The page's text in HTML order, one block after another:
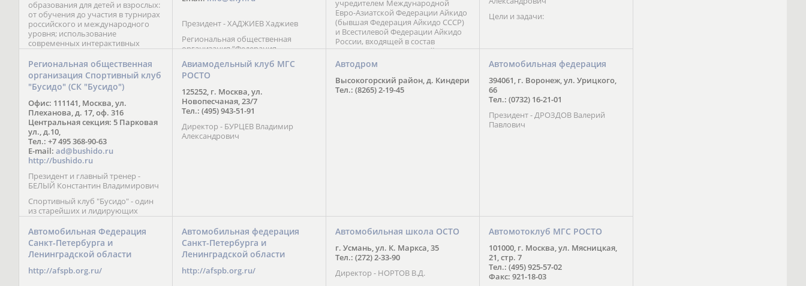
образования для детей и взрослых:
от обучения до участия в турнирах
российского и международного
уровня; использование
современных интерактивных
методик подачи материала;
обучение на русском и английском
языках; специалисты с опытом
преподавания более 20 лет;
направленность на общее
развитие ребенка: проведение
творческих мастер-классов, уроков
по истории и литературе,
организация регулярных
шахматных сборов на спортивных
базах и в детских лагерях,
проведение встреч с выдающимися
шахматистами; корпоративное
обучение; онлайн обучение в
форме вебинаров и
индивидуальных занятий, круглые
столы российских и
международных тренеров,
трансляция мероприятий и
турниров.
Президент - ХАДЖИЕВ Хаджиев
Региональная общественная
организация “Федерация
парусного спорта” Чеченской
Республики начала свою
деятельность в декабре 2016 года.
Миссия федерации состоит в
популяризации парусного спорта,
привлечении и содействии
развитию спорта в этом регионе и
спортсменов на российских и
международных соревнованиях.
учредителем Международной
Евро-Азиатской Федерации Айкидо
(бывшая Федерация Айкидо СССР)
и Всестилевой Федерации Айкидо
России, входящей в состав
Национального Совета Айкидо
России, президентом которого
является С. В. Киреенко
Цели и задачи:
Региональная общественная
организация Спортивный клуб
"Бусидо" (СК "Бусидо")
Офис: 111141, Москва, ул.
Плеханова, д. 17, оф. 316
Центральная секция: 5 Парковая
ул., д.10,
Тел.: +7 495 368-90-63
E-mail: ad@bushido.ru
http://bushido.ru
Президент и главный тренер -
БЕЛЫЙ Константин Владимирович
Спортивный клуб "Бусидо" - один
из старейших и лидирующих
клубов России, изучающих и
развивающих различные боевые
искусства и, прежде всего, каратэ
Кёкусинкай - первого в мире стиля
контактного каратэ, получившего
огромное развитие во всем
мире. Однако, спектр интересов
Авиамодельный клуб МГС
РОСТО
125252, г. Москва, ул.
Новопесчаная, 23/7
Тел.: (495) 943-51-91
Директор - БУРЦЕВ Владимир
Александрович
Автодром
Высокогорский район, д. Киндери
Тел.: (8265) 2-19-45
Автомобильная федерация
394061, г. Воронеж, ул. Урицкого,
66
Тел.: (0732) 16-21-01
Президент - ДРОЗДОВ Валерий
Павлович
Автомобильная Федерация
Санкт-Петербурга и
Ленинградской области
http://afspb.org.ru/
Автомобильная федерация
Санкт-Петербурга и
Ленинградской области
http://afspb.org.ru/
Автомобильная школа ОСТО
г. Усмань, ул. К. Маркса, 35
Тел.: (272) 2-33-90
Директор - НОРТОВ В.Д.
Автомотоклуб МГС РОСТО
101000, г. Москва, ул. Мясницкая,
21, стр. 7
Тел.: (495) 925-57-02
Факс: 921-18-03